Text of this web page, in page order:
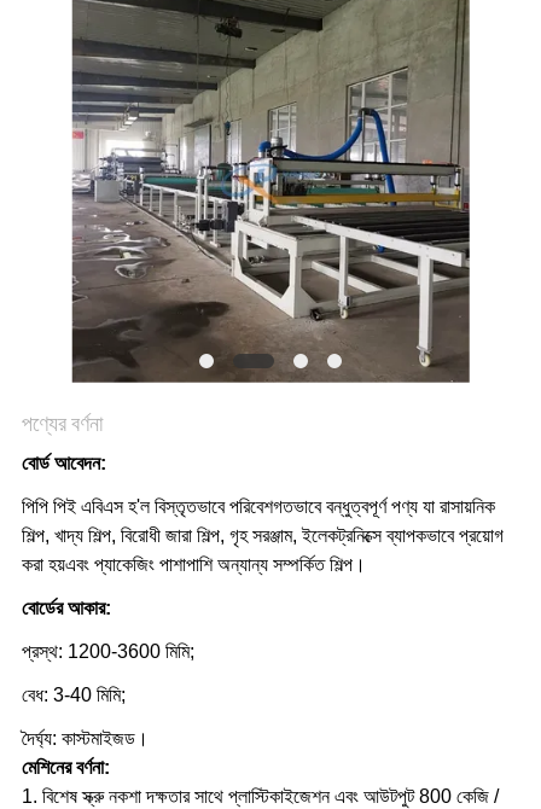
উদ্ধৃতি
অনুরোধ
গোপনীয়তা
নীতি
পণ্যের বর্ণনা
বোর্ড আবেদন:
পিপি পিই এবিএস হ'ল বিস্তৃতভাবে পরিবেশগতভাবে বন্ধুত্বপূর্ণ পণ্য যা রাসায়নিক
শিল্প, খাদ্য শিল্প, বিরোধী জারা শিল্প, গৃহ সরঞ্জাম, ইলেকট্রনিক্সে ব্যাপকভাবে প্রয়োগ
করা হয়এবং প্যাকেজিং পাশাপাশি অন্যান্য সম্পর্কিত শিল্প।
বোর্ডের আকার:
প্রস্থ: 1200-3600 মিমি;
বেধ: 3-40 মিমি;
দৈর্ঘ্য: কাস্টমাইজড।
মেশিনের বর্ণনা:
1. বিশেষ স্ক্রু নকশা দক্ষতার সাথে প্লাস্টিকাইজেশন এবং আউটপুট 800 কেজি /